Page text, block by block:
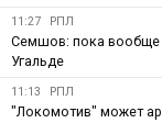
11:27 РПЛ
Семшов: пока вообще
Угальде
11:13 РПЛ
"Локомотив" может